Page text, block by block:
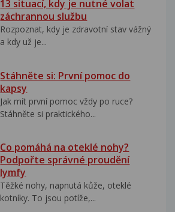
13 situací, kdy je nutné volat
záchrannou službu
Rozpoznat, kdy je zdravotní stav vážný
a kdy už je...
Stáhněte si: První pomoc do
kapsy
Jak mít první pomoc vždy po ruce?
Stáhněte si praktického...
Co pomáhá na oteklé nohy?
Podpořte správné proudění
lymfy
Těžké nohy, napnutá kůže, oteklé
kotníky. To jsou potíže,...